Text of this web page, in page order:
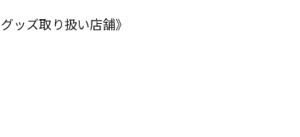
ッズ取り扱い店舗》